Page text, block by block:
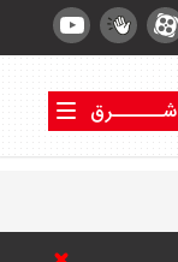
شــــــرق